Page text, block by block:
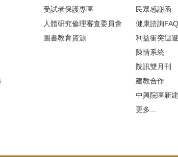
受試者保護專區
人體研究倫理審查委員會
圖書教育資源
民眾感謝函
健康諮詢FAQ
利益衝突迴
陳情系統
院訊雙月刊
建教合作
中興院區新
更多...